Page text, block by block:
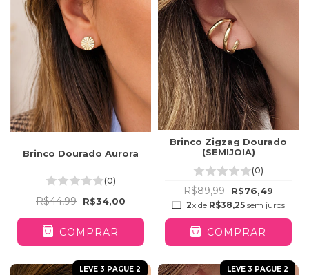
Brinco Dourado Aurora
(0)
R$44,99 R$34,00
COMPRAR
Brinco Zigzag Dourado
(SEMIJOIA)
(0)
R$89,99 R$76,49
2x de R$38,25sem juros
COMPRAR
LEVE 3 PAGUE 2 LEVE 3 PAGUE 2